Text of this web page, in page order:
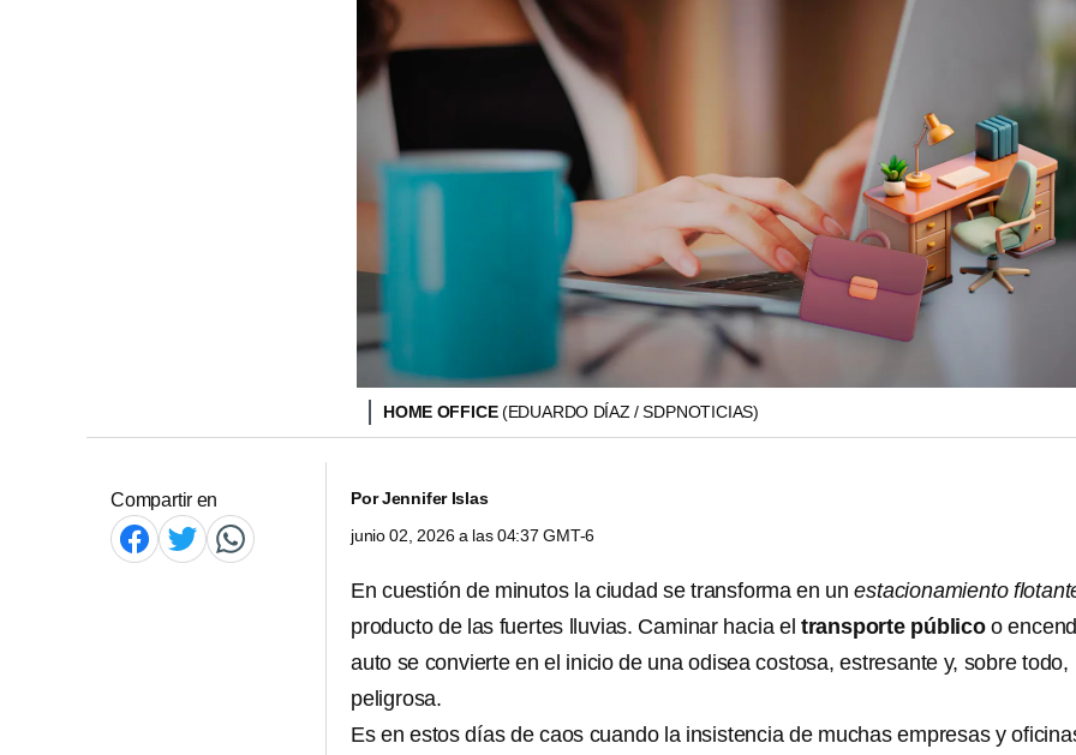
HOME OFFICE(EDUARDO DÍAZ / SDPNOTICIAS)
Compartir en PorJennifer Islas
junio 02, 2026 a las 04:37 GMT-6
En cuestión de minutos la ciudad se transforma en unestacionamiento
producto de las fuertes lluvias. Caminar hacia el transporte públicoo
auto se convierte en el inicio de una odisea costosa, estresante y, sobre todo,
peligrosa.
Es en estos días de caos cuando la insistencia de muchas empresas y